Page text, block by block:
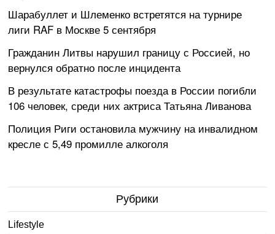
Шарабуллет и Шлеменко встретятся на турнире
лиги RAF в Москве 5 сентября
Гражданин Литвы нарушил границу с Россией, но
вернулся обратно после инцидента
В результате катастрофы поезда в России погибли
106 человек, среди них актриса Татьяна Ливанова
Полиция Риги остановила мужчину на инвалидном
кресле с 5,49 промилле алкоголя
Рубрики
Lifestyle